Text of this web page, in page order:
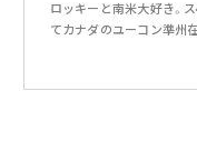
ロッキーと南米大好き。
てカナダのユーコン準州在